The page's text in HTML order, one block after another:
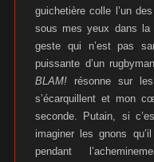
guichetière colle l’un
sous mes yeux dans la
geste qui n’est pas
puissante d’un
BLAM! résonne sur
s’écarquillent et mon
seconde. Putain, si
imaginer les gnons
pendant